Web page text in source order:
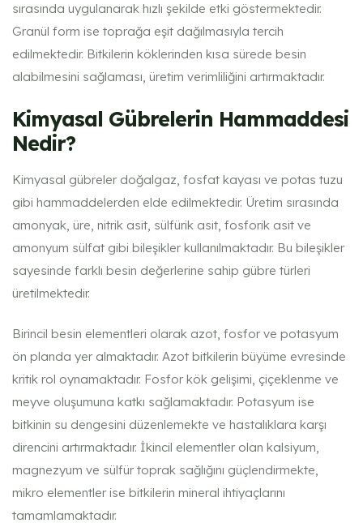
sırasında uygulanarak hızlı şekilde etki göstermektedir.
Granül form ise toprağa eşit dağılmasıyla tercih
edilmektedir. Bitkilerin köklerinden kısa sürede besin
alabilmesini sağlaması, üretim verimliliğini artırmaktadır.
Kimyasal Gübrelerin Hammaddesi
Nedir?
Kimyasal gübreler doğalgaz, fosfat kayası ve potas tuzu
gibi hammaddelerden elde edilmektedir. Üretim sırasında
amonyak, üre, nitrik asit, sülfürik asit, fosforik asit ve
amonyum sülfat gibi bileşikler kullanılmaktadır. Bu bileşikler
sayesinde farklı besin değerlerine sahip gübre türleri
üretilmektedir.
Birincil besin elementleri olarak azot, fosfor ve potasyum
ön planda yer almaktadır. Azot bitkilerin büyüme evresinde
kritik rol oynamaktadır. Fosfor kök gelişimi, çiçeklenme ve
meyve oluşumuna katkı sağlamaktadır. Potasyum ise
bitkinin su dengesini düzenlemekte ve hastalıklara karşı
direncini artırmaktadır. İkincil elementler olan kalsiyum,
magnezyum ve sülfür toprak sağlığını güçlendirmekte,
mikro elementler ise bitkilerin mineral ihtiyaçlarını
tamamlamaktadır.